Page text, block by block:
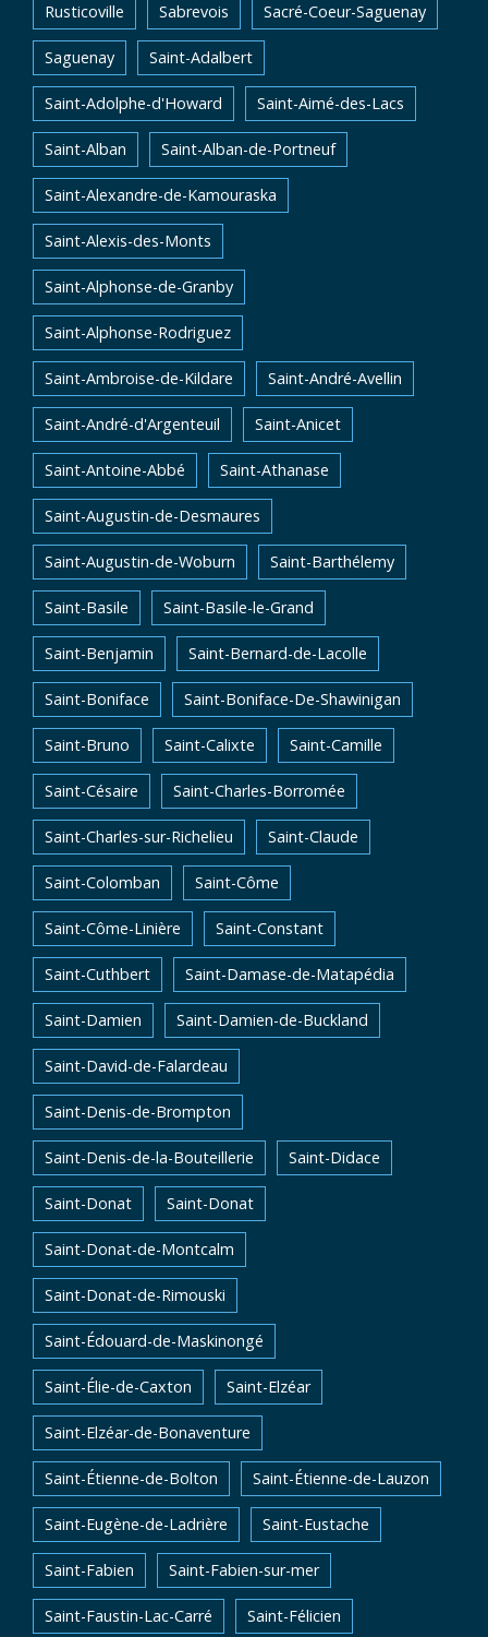
Rusticoville Sabrevois Sacré-Coeur-Saguenay
Saguenay Saint-Adalbert
Saint-Adolphe-d'Howard Saint-Aimé-des-Lacs
Saint-Alban Saint-Alban-de-Portneuf
Saint-Alexandre-de-Kamouraska
Saint-Alexis-des-Monts
Saint-Alphonse-de-Granby
Saint-Alphonse-Rodriguez
Saint-Ambroise-de-Kildare Saint-André-Avellin
Saint-André-d'Argenteuil Saint-Anicet
Saint-Antoine-Abbé Saint-Athanase
Saint-Augustin-de-Desmaures
Saint-Augustin-de-Woburn Saint-Barthélemy
Saint-Basile Saint-Basile-le-Grand
Saint-Benjamin Saint-Bernard-de-Lacolle
Saint-Boniface Saint-Boniface-De-Shawinigan
Saint-Bruno Saint-Calixte Saint-Camille
Saint-Césaire Saint-Charles-Borromée
Saint-Charles-sur-Richelieu Saint-Claude
Saint-Colomban Saint-Côme
Saint-Côme-Linière Saint-Constant
Saint-Cuthbert Saint-Damase-de-Matapédia
Saint-Damien Saint-Damien-de-Buckland
Saint-David-de-Falardeau
Saint-Denis-de-Brompton
Saint-Denis-de-la-Bouteillerie Saint-Didace
Saint-Donat Saint-Donat
Saint-Donat-de-Montcalm
Saint-Donat-de-Rimouski
Saint-Édouard-de-Maskinongé
Saint-Élie-de-Caxton Saint-Elzéar
Saint-Elzéar-de-Bonaventure
Saint-Étienne-de-Bolton Saint-Étienne-de-Lauzon
Saint-Eugène-de-Ladrière Saint-Eustache
Saint-Fabien Saint-Fabien-sur-mer
Saint-Faustin-Lac-Carré Saint-Félicien